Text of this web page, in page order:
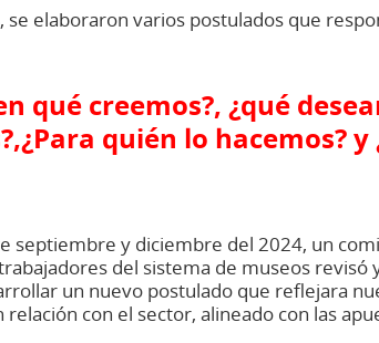
elaboraron varios postulados que
qué creemos?, ¿qué
¿Para quién lo hacemos? y
septiembre y diciembre del 2024, un
del sistema de museos revisó
un nuevo postulado que reflejara
con el sector, alineado con las